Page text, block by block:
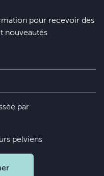
pour recevoir des
nouveautés
par
pelviens